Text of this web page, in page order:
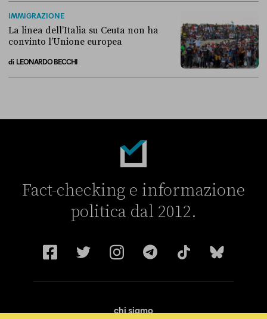
IMMIGRAZIONE
La linea dell’Italia su Ceuta non ha
convinto l’Unione europea
di LEONARDO BECCHI
Fact-checking e informazione
politica dal 2012.
chi siamo